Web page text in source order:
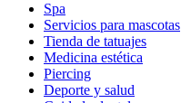
Spa
Servicios para mascotas
Tienda de tatuajes
Medicina estética
Piercing
Deporte y salud